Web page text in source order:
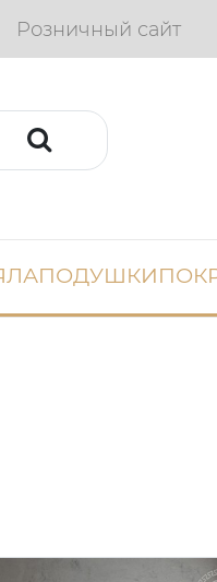
Розничный сайт
ПОДУШКИ